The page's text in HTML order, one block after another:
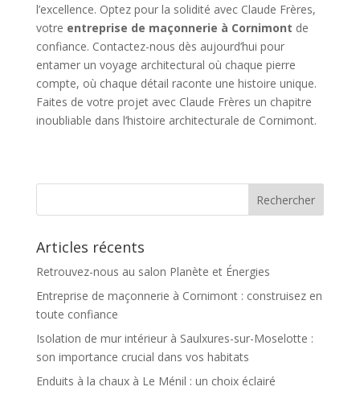
l’excellence. Optez pour la solidité avec Claude Frères,
votre entreprise de maçonnerie à Cornimont de
confiance. Contactez-nous dès aujourd’hui pour
entamer un voyage architectural où chaque pierre
compte, où chaque détail raconte une histoire unique.
Faites de votre projet avec Claude Frères un chapitre
inoubliable dans l’histoire architecturale de Cornimont.
Articles récents
Retrouvez-nous au salon Planète et Énergies
Entreprise de maçonnerie à Cornimont : construisez en
toute confiance
Isolation de mur intérieur à Saulxures-sur-Moselotte :
son importance crucial dans vos habitats
Enduits à la chaux à Le Ménil : un choix éclairé